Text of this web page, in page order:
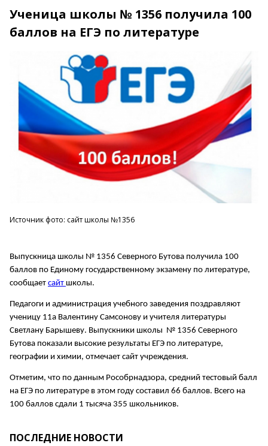
Ученица школы № 1356 получила 100
баллов на ЕГЭ по литературе
Источник фото: сайт школы №1356
Выпускница школы № 1356 Северного Бутова получила 100
баллов по Единому государственному экзамену по литературе,
сообщает сайт школы.
Педагоги и администрация учебного заведения поздравляют
ученицу 11а Валентину Самсонову и учителя литературы
Светлану Барышеву. Выпускники школы № 1356 Северного
Бутова показали высокие результаты ЕГЭ по литературе,
географии и химии, отмечает сайт учреждения.
Отметим, что по данным Рособрнадзора, средний тестовый балл
на ЕГЭ по литературе в этом году составил 66 баллов. Всего на
100 баллов сдали 1 тысяча 355 школьников.
ПОСЛЕДНИЕ НОВОСТИ